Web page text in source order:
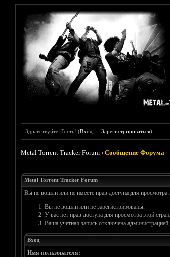
Здравствуйте, Гость! (Вход —Зарегистрироваться)
Metal Torrent Tracker Forum ›Сообщение Форума
Metal Torrent Tracker Forum
Вы не вошли или не имеете прав доступа для
Вы не вошли или не зарегистрированы.
У вас нет прав доступа для просмотра этой
Ваша учетная запись отключена
Вход
Имя пользователя: